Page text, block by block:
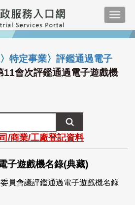
〉特定事業〉評鑑通過電子
11會次評鑑通過電子遊戲機
/商業/工廠登記資料
子遊戲機名錄(典藏)
員會議評鑑通過電子遊戲機名錄